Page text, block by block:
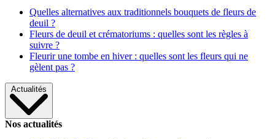
Quelles alternatives aux traditionnels bouquets de fleurs de
deuil ?
Fleurs de deuil et crématoriums : quelles sont les règles à
suivre ?
Fleurir une tombe en hiver : quelles sont les fleurs qui ne
gèlent pas ?
Actualités
Nos actualités